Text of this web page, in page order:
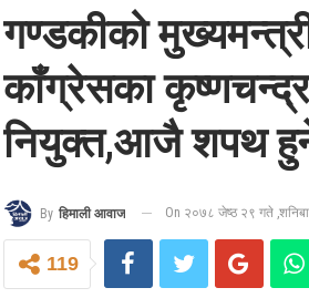
गण्डकीको
काँग्रेसका
नियुक्त,आजै शपथ
By हिमाली आवाज On २०७८ जेष्ठ २९ गते
119